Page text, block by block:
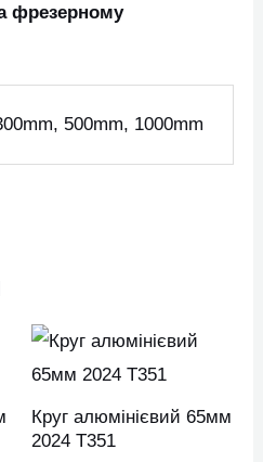
фрезерному
500mm, 1000mm
Круг алюмінієвий 65мм
2024 Т351